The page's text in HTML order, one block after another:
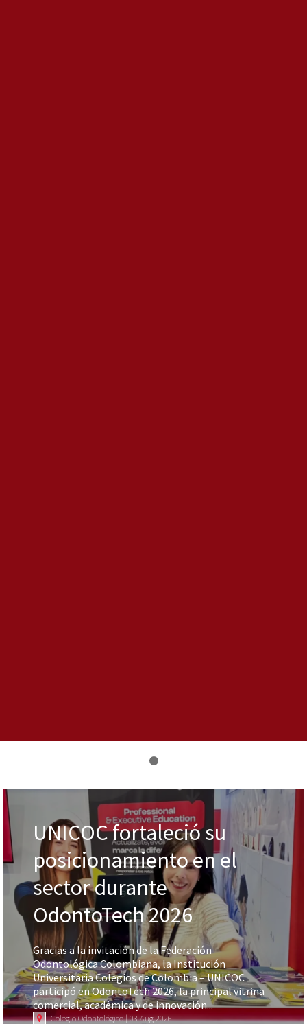
UNICOC fortaleció su
posicionamiento en el
sector durante
OdontoTech 2026
Gracias a la invitación de la Federación
Odontológica Colombiana, la Institución
Universitaria Colegios de Colombia – UNICOC
participó en OdontoTech 2026, la principal vitrina
comercial, académica y de innovación...
Colegio Odontológico | 03 Aug 2026